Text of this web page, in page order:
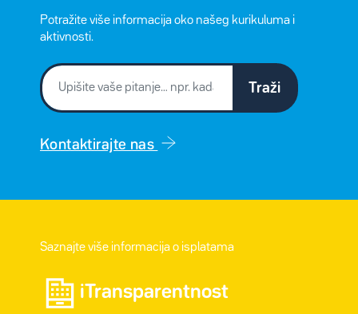
Potražite više informacija oko našeg kurikuluma i
aktivnosti.
Traži
Kontaktirajte nas
Saznajte više informacija o isplatama
iTransparentnost